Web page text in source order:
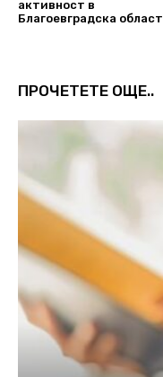
активност в
Благоевградска област
ПРОЧЕТЕТЕ ОЩЕ..